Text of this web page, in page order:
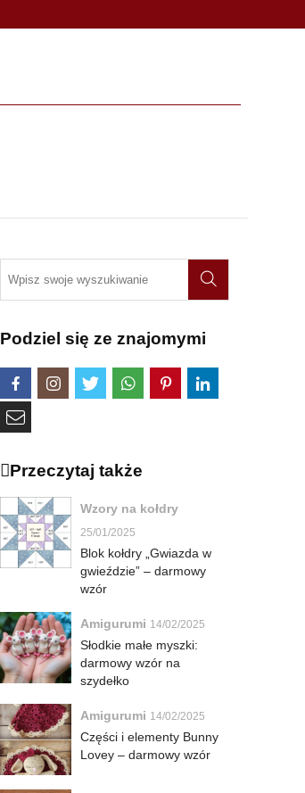
Podziel się ze znajomymi
Przeczytaj także
Wzory na kołdry
25/01/2025
Blok kołdry „Gwiazda w
gwieździe” – darmowy
wzór
Amigurumi 14/02/2025
Słodkie małe myszki:
darmowy wzór na
szydełko
Amigurumi 14/02/2025
Części i elementy Bunny
Lovey – darmowy wzór